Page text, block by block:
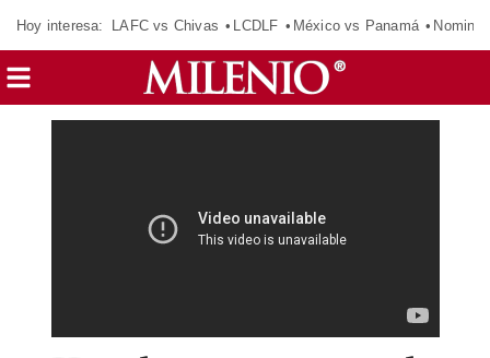
Hoy interesa: LAFC vs Chivas LCDLF México vs Panamá